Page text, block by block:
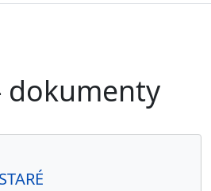
dokumenty
STARÉ